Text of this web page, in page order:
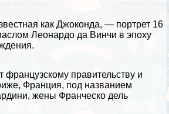
как Джоконда, — портрет 16
Леонардо да Винчи в эпоху
французскому правительству и
Франция, под названием
жены Франческо дель